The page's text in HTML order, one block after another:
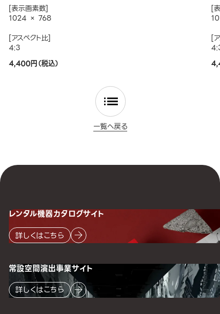
[表示画素数]
1024 × 768
[アスペクト比]
4:3
4,400円（税込）
[
[
一覧へ戻る
レンタル機器カタログサイト
詳しくはこちら
常設空間演出事業サイト
詳しくはこちら